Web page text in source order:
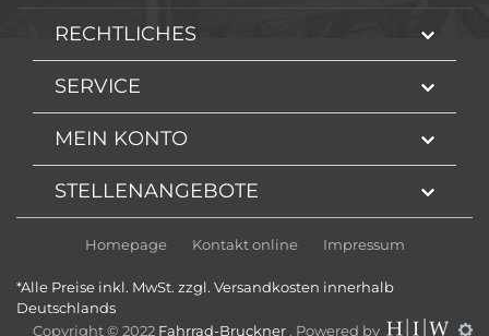
RECHTLICHES
SERVICE
MEIN KONTO
STELLENANGEBOTE
Homepage Kontakt online Impressum
*Alle Preise inkl. MwSt. zzgl. Versandkosten innerhalb
Deutschlands
Copyright © 2022 Fahrrad-Bruckner . Powered by